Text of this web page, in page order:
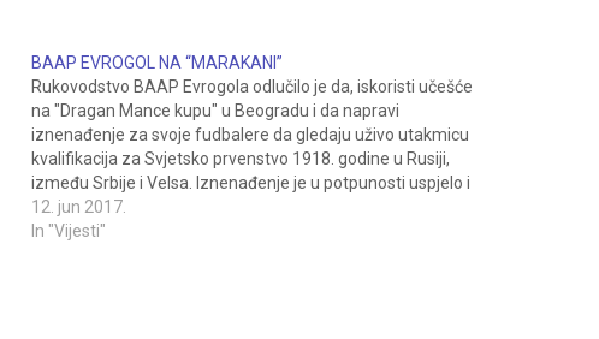
BAAP EVROGOL NA “MARAKANI”
Rukovodstvo BAAP Evrogola odlučilo je da, iskoristi učešće
na "Dragan Mance kupu" u Beogradu i da napravi
iznenađenje za svoje fudbalere da gledaju uživo utakmicu
kvalifikacija za Svjetsko prvenstvo 1918. godine u Rusiji,
između Srbije i Velsa. Iznenađenje je u potpunosti uspjelo i
naši mladi fudbaleri, zajedno sa preko 50.000…
12. jun 2017.
In "Vijesti"